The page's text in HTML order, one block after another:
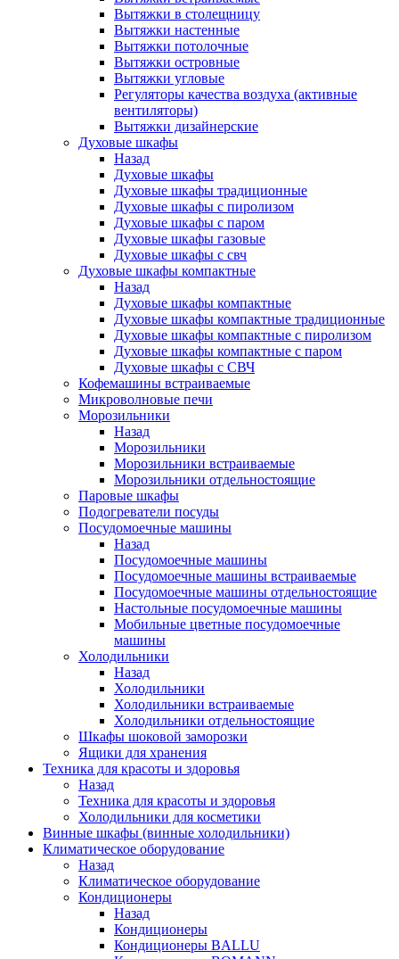
Вытяжки в столещницу
Вытяжки настенные
Вытяжки потолочные
Вытяжки островные
Вытяжки угловые
Регуляторы качества воздуха (активные
вентиляторы)
Вытяжки дизайнерские
Духовые шкафы
Назад
Духовые шкафы
Духовые шкафы традиционные
Духовые шкафы с пиролизом
Духовые шкафы с паром
Духовые шкафы газовые
Духовые шкафы с свч
Духовые шкафы компактные
Назад
Духовые шкафы компактные
Духовые шкафы компактные традиционные
Духовые шкафы компактные с пиролизом
Духовые шкафы компактные с паром
Духовые шкафы с СВЧ
Кофемашины встраиваемые
Микроволновые печи
Морозильники
Назад
Морозильники
Морозильники встраиваемые
Морозильники отдельностоящие
Паровые шкафы
Подогреватели посуды
Посудомоечные машины
Назад
Посудомоечные машины
Посудомоечные машины встраиваемые
Посудомоечные машины отдельностоящие
Настольные посудомоечные машины
Мобильные цветные посудомоечные
машины
Холодильники
Назад
Холодильники
Холодильники встраиваемые
Холодильники отдельностоящие
Шкафы шоковой заморозки
Ящики для хранения
Техника для красоты и здоровья
Назад
Техника для красоты и здоровья
Холодильники для косметики
Винные шкафы (винные холодильники)
Климатическое оборудование
Назад
Климатическое оборудование
Кондиционеры
Назад
Кондиционеры
Кондиционеры BALLU